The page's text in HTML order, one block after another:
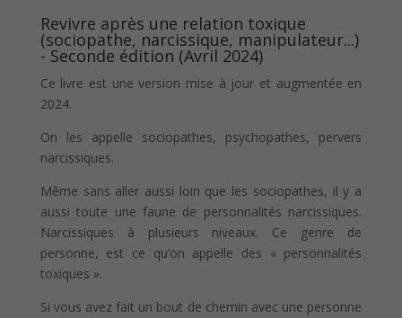
Revivre après une relation toxique
(sociopathe, narcissique, manipulateur...)
- Seconde édition (Avril 2024)
Ce livre est une version mise à jour et augmentée en
2024.
On les appelle sociopathes, psychopathes, pervers
narcissiques.
Même sans aller aussi loin que les sociopathes, il y a
aussi toute une faune de personnalités narcissiques.
Narcissiques à plusieurs niveaux. Ce genre de
personne, est ce qu’on appelle des « personnalités
toxiques ».
Si vous avez fait un bout de chemin avec une personne